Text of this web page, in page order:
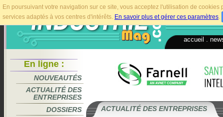
En poursuivant votre navigation sur ce site, vous acceptez l'utilisation de
services adaptés à vos centres d'intérêts. En savoir plus et gérer ces paramètres.
accueil
En ligne :
NOUVEAUTÉS
ACTUALITÉ DES
ENTREPRISES
DOSSIERS
ACTUALITÉ DES ENTREPRISES